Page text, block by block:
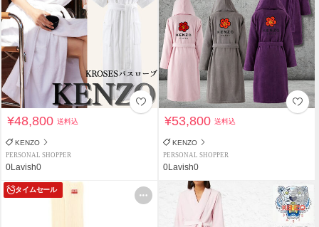
¥48,800送料込
KENZO
PERSONAL SHOPPER
0Lavish0
¥53,800送料込
KENZO
PERSONAL SHOPPER
0Lavish0
タイムセール